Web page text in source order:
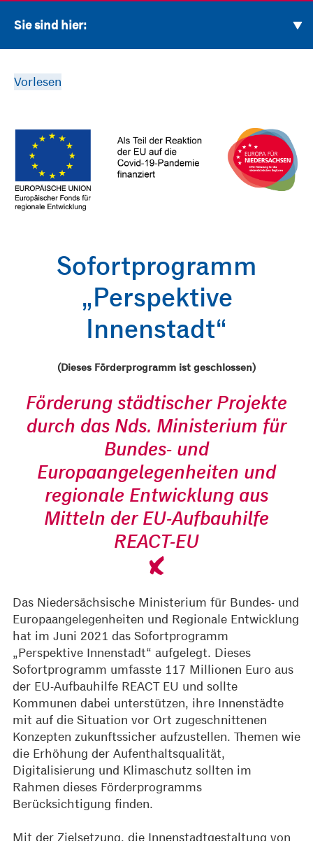
Sie sind hier:
Vorlesen
Sofortprogramm
„Perspektive
Innenstadt“
(Dieses Förderprogramm ist geschlossen)
Förderung städtischer Projekte
durch das Nds. Ministerium für
Bundes- und
Europaangelegenheiten und
regionale Entwicklung aus
Mitteln der EU-Aufbauhilfe
REACT-EU
Das Niedersächsische Ministerium für Bundes- und
Europaangelegenheiten und Regionale Entwicklung
hat im Juni 2021 das Sofortprogramm
„Perspektive Innenstadt“ aufgelegt. Dieses
Sofortprogramm umfasste 117 Millionen Euro aus
der EU-Aufbauhilfe REACT EU und sollte
Kommunen dabei unterstützen, ihre Innenstädte
mit auf die Situation vor Ort zugeschnittenen
Konzepten zukunftssicher aufzustellen. Themen wie
die Erhöhung der Aufenthaltsqualität,
Digitalisierung und Klimaschutz sollten im
Rahmen dieses Förderprogramms
Berücksichtigung finden.
Mit der Zielsetzung, die Innenstadtgestaltung von